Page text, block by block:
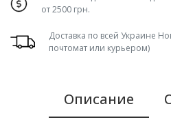
от 2500 грн.
Доставка по всей Украине
почтомат или курьером)
Описание